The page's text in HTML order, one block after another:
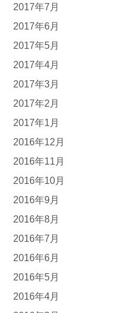
2017年7月
2017年6月
2017年5月
2017年4月
2017年3月
2017年2月
2017年1月
2016年12月
2016年11月
2016年10月
2016年9月
2016年8月
2016年7月
2016年6月
2016年5月
2016年4月